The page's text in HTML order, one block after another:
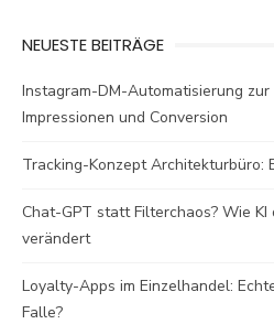
NEUESTE BEITRÄGE
Instagram-DM-Automatisierung
Impressionen und Conversion
Tracking-Konzept Architekturbüro:
Chat-GPT statt Filterchaos? Wie
verändert
Loyalty-Apps im Einzelhandel:
Falle?